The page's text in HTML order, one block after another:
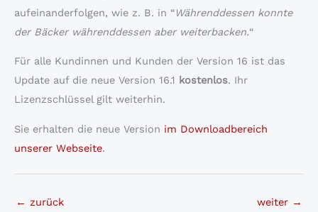
aufeinanderfolgen, wie z. B. in “Währenddessen konnte
der Bäcker währenddessen aber weiterbacken.“
Für alle Kundinnen und Kunden der Version 16 ist das
Update auf die neue Version 16.1 kostenlos. Ihr
Lizenzschlüssel gilt weiterhin.
Sie erhalten die neue Version im Downloadbereich
unserer Webseite.
← zurück weiter →